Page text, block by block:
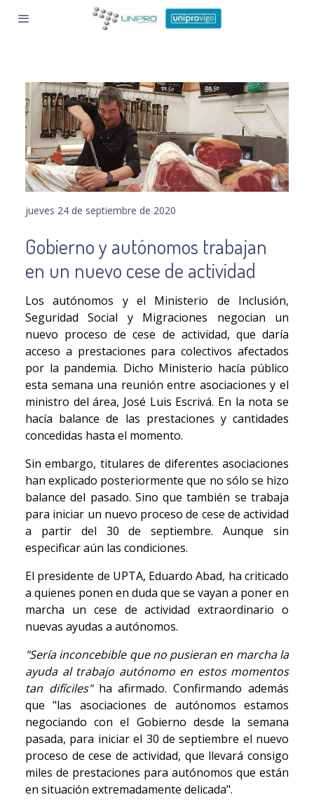
jueves 24 de septiembre de 2020
Gobierno y autónomos trabajan
en un nuevo cese de actividad
Los autónomos y el Ministerio de Inclusión,
Seguridad Social y Migraciones negocian un
nuevo proceso de cese de actividad, que daría
acceso a prestaciones para colectivos afectados
por la pandemia. Dicho Ministerio hacía público
esta semana una reunión entre asociaciones y el
ministro del área, José Luis Escrivá. En la nota se
hacía balance de las prestaciones y cantidades
concedidas hasta el momento.
Sin embargo, titulares de diferentes asociaciones
han explicado posteriormente que no sólo se hizo
balance del pasado. Sino que también se trabaja
para iniciar un nuevo proceso de cese de actividad
a partir del 30 de septiembre. Aunque sin
especificar aún las condiciones.
El presidente de UPTA, Eduardo Abad, ha criticado
a quienes ponen en duda que se vayan a poner en
marcha un cese de actividad extraordinario o
nuevas ayudas a autónomos.
"Sería inconcebible que no pusieran en marcha la
ayuda al trabajo autónomo en estos momentos
tan difíciles" ha afirmado. Confirmando además
que "las asociaciones de autónomos estamos
negociando con el Gobierno desde la semana
pasada, para iniciar el 30 de septiembre el nuevo
proceso de cese de actividad, que llevará consigo
miles de prestaciones para autónomos que están
en situación extremadamente delicada".